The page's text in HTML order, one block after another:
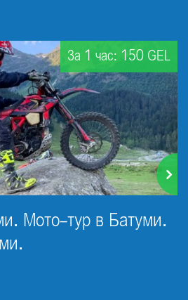
За 1 час: 150 GEL
Мото-тур в Батуми.